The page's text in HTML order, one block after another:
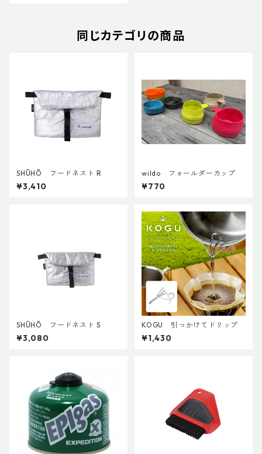
同じカテゴリの商品
SHŪHŌ フードネスト R
¥3,410
wildo フォールダーカップ
¥770
SHŪHŌ フードネスト S
¥3,080
KOGU 引っかけてドリップ
¥1,430